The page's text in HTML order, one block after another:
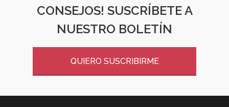
CONSEJOS! SUSCRÍBETE A
NUESTRO BOLETÍN
QUIERO SUSCRIBIRME